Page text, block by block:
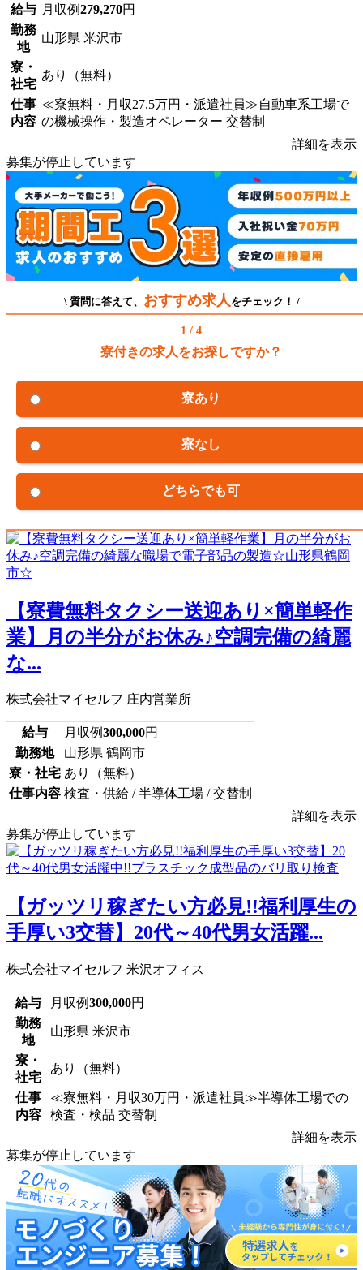
給与 月収例279,270円
勤務
地
山形県 米沢市
寮・
社宅
あり（無料）
仕事
内容
≪寮無料・月収27.5万円・派遣社員≫自動車系工場で
の機械操作・製造オペレーター 交替制
詳細を表示
募集が停止しています
\ 質問に答えて、 おすすめ求人 をチェック！ /
1 / 4
寮付きの求人をお探しですか？
寮あり
寮なし
どちらでも可
【寮費無料タクシー送迎あり×簡単軽作
業】月の半分がお休み♪空調完備の綺麗
な...
株式会社マイセルフ 庄内営業所
給与 月収例300,000円
勤務地
山形県 鶴岡市
寮・社宅 あり（無料）
仕事内容 検査・供給 / 半導体工場 / 交替制
詳細を表示
募集が停止しています
【ガッツリ稼ぎたい方必見!!福利厚生の
手厚い3交替】20代～40代男女活躍...
株式会社マイセルフ 米沢オフィス
給与 月収例300,000円
勤務
地
山形県 米沢市
寮・
社宅
あり（無料）
仕事
内容
≪寮無料・月収30万円・派遣社員≫半導体工場での
検査・検品 交替制
詳細を表示
募集が停止しています